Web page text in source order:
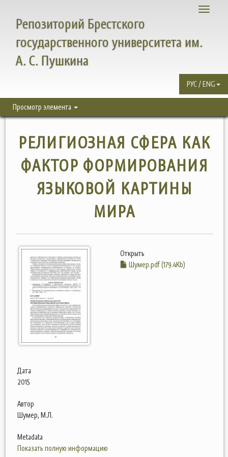
Toggle
Репозиторий Брестского
государственного университета им.
А. С. Пушкина
РУС / ENG
Просмотр элемента
РЕЛИГИОЗНАЯ СФЕРА КАК
ФАКТОР ФОРМИРОВАНИЯ
ЯЗЫКОВОЙ КАРТИНЫ
МИРА
Открыть
Шумер.pdf (179.4Kb)
Дата
2015
Автор
Шумер, М.Л.
Metadata
Показать полную информацию